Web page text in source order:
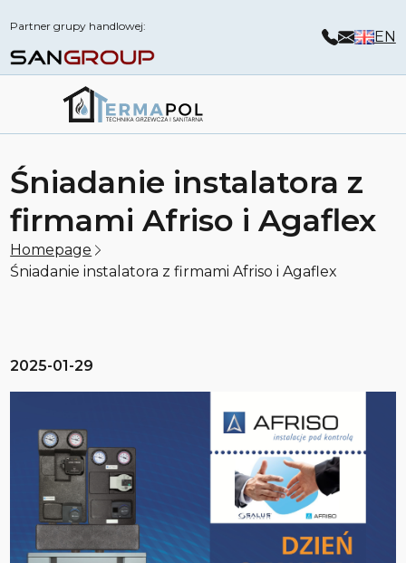
Partner grupy handlowej:
EN
Śniadanie instalatora z
firmami Afriso i Agaflex
Homepage
Śniadanie instalatora z firmami Afriso i Agaflex
2025-01-29